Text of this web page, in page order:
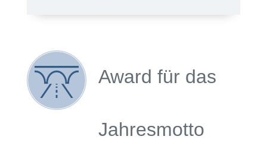
Award für das
Jahresmotto